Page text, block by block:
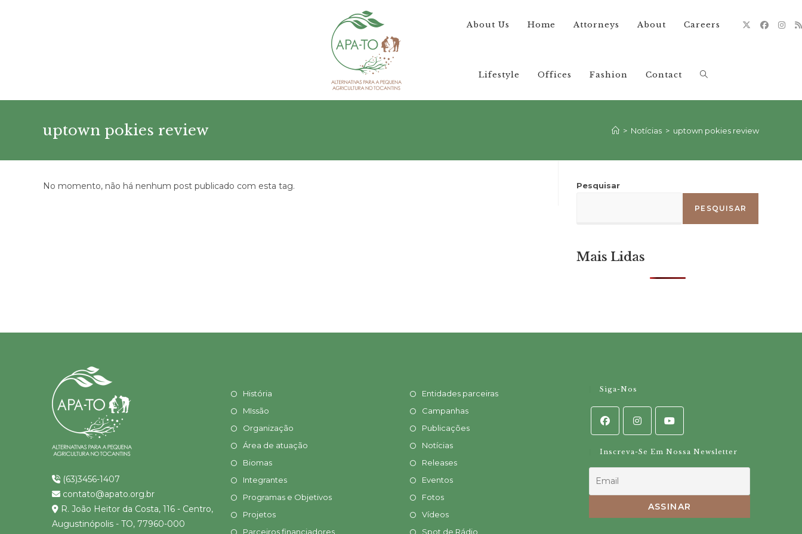
About Us Home Attorneys About Careers
Lifestyle Offices Fashion Contact Alternar
pesquisa
site
uptown pokies review > Notícias > uptown pokies review
No momento, não há nenhum post publicado com esta tag. Pesquisar
PESQUISAR
Mais Lidas
(63)3456-1407
contato@apato.org.br
R. João Heitor da Costa, 116 - Centro,
Augustinópolis - TO, 77960-000
História
MIssão
Organização
Área de atuação
Biomas
Integrantes
Programas e Objetivos
Projetos
Parceiros financiadores
Entidades parceiras
Campanhas
Publicações
Notícias
Releases
Eventos
Fotos
Vídeos
Spot de Rádio
Siga-Nos
Inscreva-Se Em Nossa Newsletter